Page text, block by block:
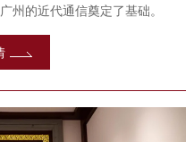
州的近代通信奠定了基础。